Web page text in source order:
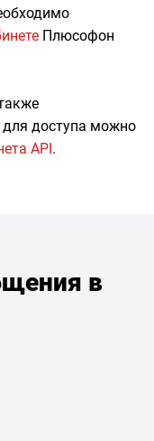
Плюсофон
для доступа можно
API.
в